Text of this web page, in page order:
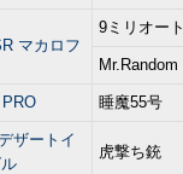
マカロフ
9ミリオート
Mr.Random
睡魔55号
ザートイ
虎撃ち銃